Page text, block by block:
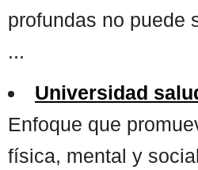
profundas no puede
...
Universidad
Enfoque que
física, mental y